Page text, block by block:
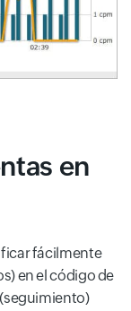
en
fácilmente
en el código de